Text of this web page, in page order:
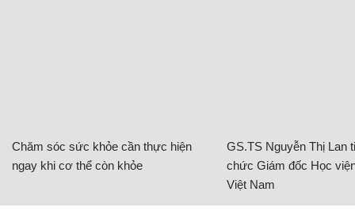
Chăm sóc sức khỏe cần thực hiện
ngay khi cơ thể còn khỏe
GS.TS Nguyễn Thị Lan
chức Giám đốc Học
Việt Nam